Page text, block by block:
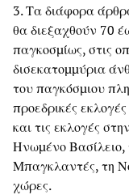
3. Τα διάφορα
θα διεξαχθούν 70
παγκοσμίως, στις
δισεκατομμύρια
του παγκόσμιου
προεδρικές
και τις εκλογές
Ηνωμένο Βασίλειο,
Μπαγκλαντές, τη
χώρες.